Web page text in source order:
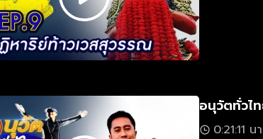
อนุวัตทั่วไ
0:21:11 น